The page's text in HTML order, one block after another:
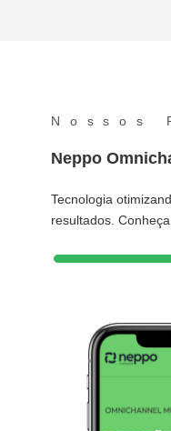
Nossos
Neppo
Tecnologia
resultados.